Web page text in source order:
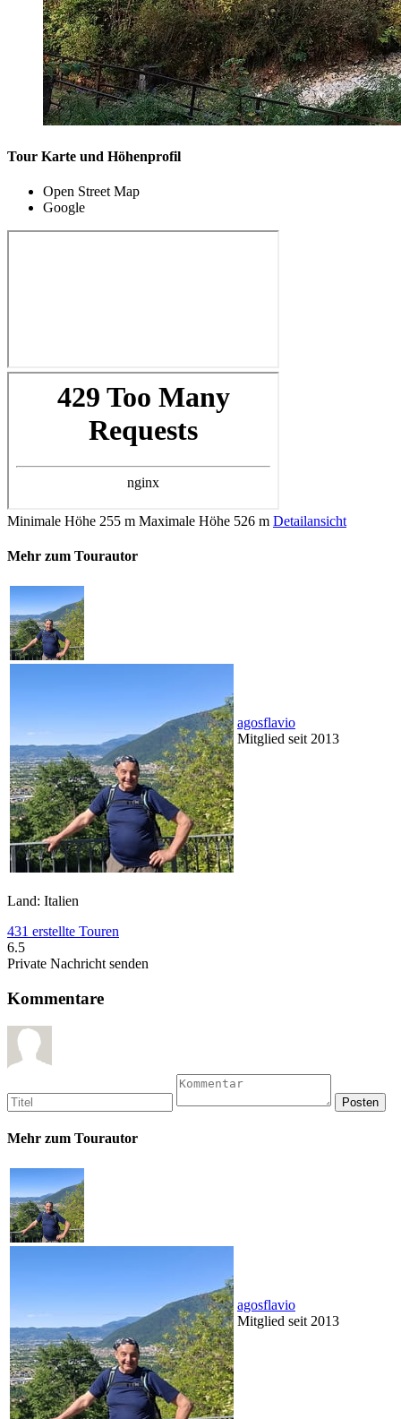
Tour Karte und Höhenprofil
Open Street Map
Google
Minimale Höhe 255 m Maximale Höhe 526 m Detailansicht
Mehr zum Tourautor
agosflavio
Mitglied seit 2013
Land: Italien
431 erstellte Touren
6.5
Private Nachricht senden
Kommentare
Mehr zum Tourautor
agosflavio
Mitglied seit 2013